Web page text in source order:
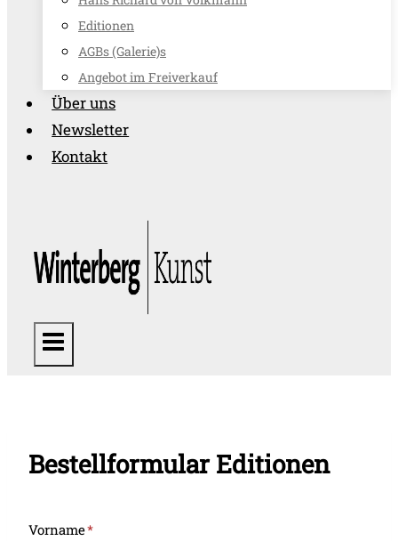
Editionen
AGBs (Galerie)s
Angebot im Freiverkauf
Über uns
Newsletter
Kontakt
Bestellformular Editionen
Vorname*